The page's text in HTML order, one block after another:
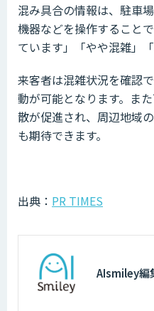
混み具合の情報は、駐車
機器などを操作すること
ています」「やや混雑」
来客者は混雑状況を確認
動が可能となります。ま
散が促進され、周辺地域
も期待できます。
出典： PR TIMES
AIsmiley編